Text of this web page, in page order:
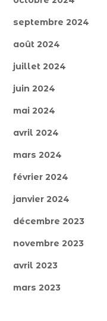
septembre 2024
août 2024
juillet 2024
juin 2024
mai 2024
avril 2024
mars 2024
février 2024
janvier 2024
décembre 2023
novembre 2023
avril 2023
mars 2023